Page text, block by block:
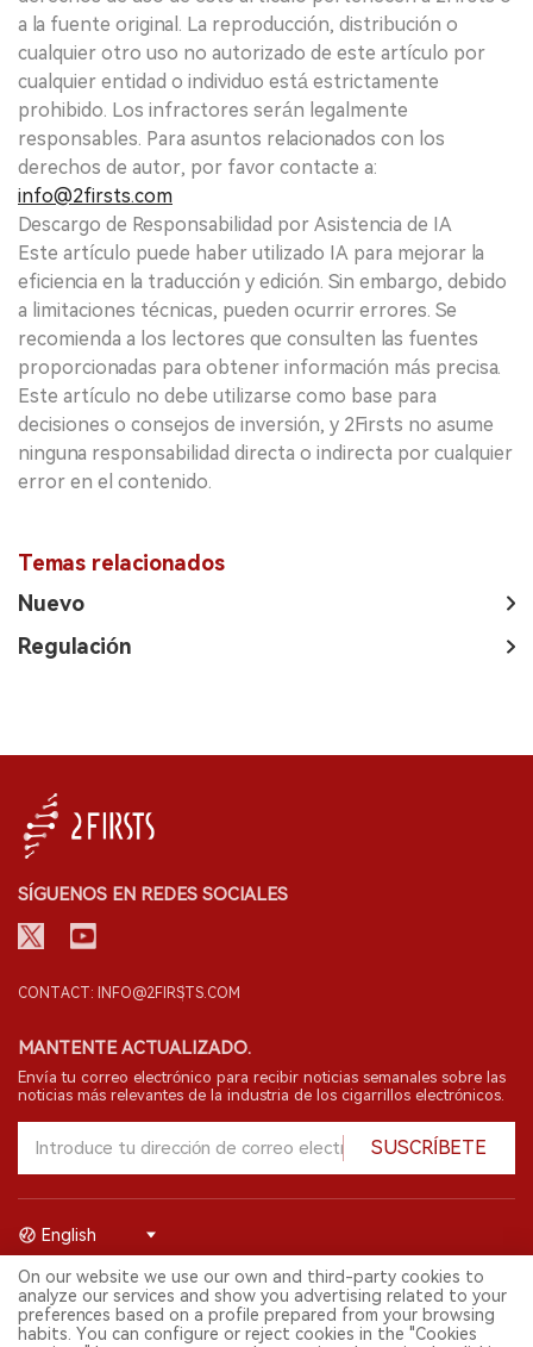
a la fuente original. La reproducción, distribución o
cualquier otro uso no autorizado de este artículo por
cualquier entidad o individuo está estrictamente
prohibido. Los infractores serán legalmente
responsables. Para asuntos relacionados con los
derechos de autor, por favor contacte a:
info@2firsts.com
Descargo de Responsabilidad por Asistencia de IA
Este artículo puede haber utilizado IA para mejorar la
eficiencia en la traducción y edición. Sin embargo, debido
a limitaciones técnicas, pueden ocurrir errores. Se
recomienda a los lectores que consulten las fuentes
proporcionadas para obtener información más precisa.
Este artículo no debe utilizarse como base para
decisiones o consejos de inversión, y 2Firsts no asume
ninguna responsabilidad directa o indirecta por cualquier
error en el contenido.
Temas relacionados
Nuevo
Regulación
SÍGUENOS EN REDES SOCIALES
CONTACT: INFO@2FIRSTS.COM
MANTENTE ACTUALIZADO.
Envía tu correo electrónico para recibir noticias semanales sobre las
noticias más relevantes de la industria de los cigarrillos electrónicos.
SUSCRÍBETE
© 2026 Shenzhen 2FIRSTS Technology Co.,Ltd. Todos los derechos
reservados.
2FIRSTS solo es accesible para profesionales de la industria,
investigadores, medios y otros profesionales. El acceso por menores
English
On our website we use our own and third-party cookies to
analyze our services and show you advertising related to your
preferences based on a profile prepared from your browsing
habits. You can configure or reject cookies in the "Cookies